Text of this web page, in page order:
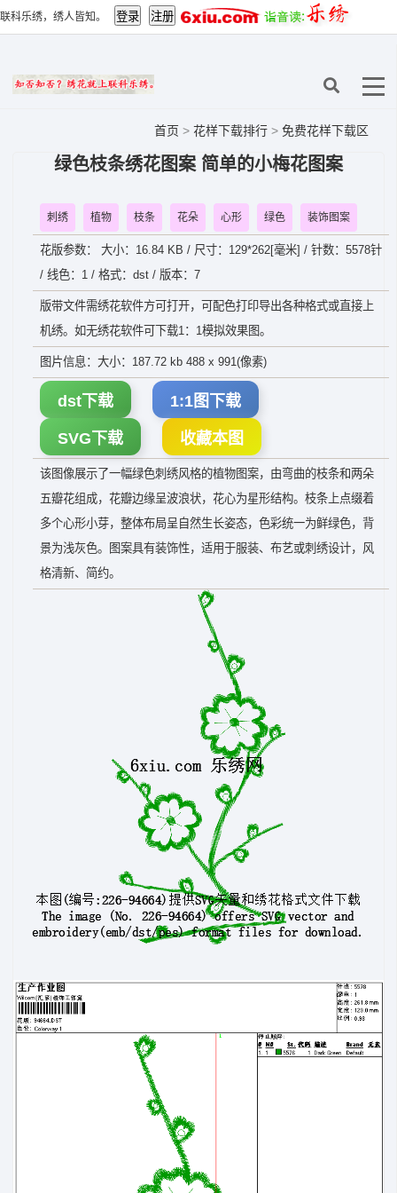
联科乐绣，绣人皆知。
首页 > 花样下载排行 > 免费花样下载区
绿色枝条绣花图案 简单的小梅花图案
刺绣 植物 枝条 花朵 心形 绿色 装饰图案
花版参数： 大小：16.84 KB / 尺寸：129*262[毫米] / 针数：5578针
/ 线色：1 / 格式：dst / 版本：7
版带文件需绣花软件方可打开，可配色打印导出各种格式或直接上
机绣。如无绣花软件可下载1：1模拟效果图。
图片信息：大小：187.72 kb 488 x 991(像素)
dst下载 1:1图下载
SVG下载 收藏本图
该图像展示了一幅绿色刺绣风格的植物图案，由弯曲的枝条和两朵
五瓣花组成，花瓣边缘呈波浪状，花心为星形结构。枝条上点缀着
多个心形小芽，整体布局呈自然生长姿态，色彩统一为鲜绿色，背
景为浅灰色。图案具有装饰性，适用于服装、布艺或刺绣设计，风
格清新、简约。